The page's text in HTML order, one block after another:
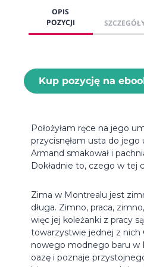
OPIS
POZYCJI
Kup pozycję na
Położyłam ręce na jego
przycisnęłam usta do jego
Armand smakował i
Dokładnie to, czego w tej
Zima w Montrealu jest
długa. Zimno, praca,
więc jej koleżanki z pracy
towarzystwie jednej z nich
nowego modnego baru w
oazę i poznaje